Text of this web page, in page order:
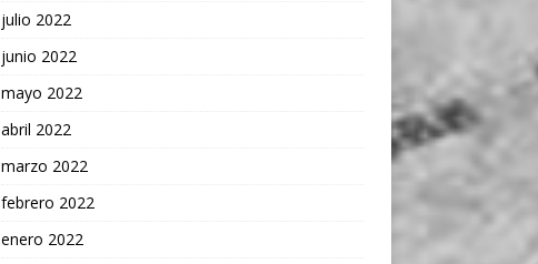
julio 2022
junio 2022
mayo 2022
abril 2022
marzo 2022
febrero 2022
enero 2022